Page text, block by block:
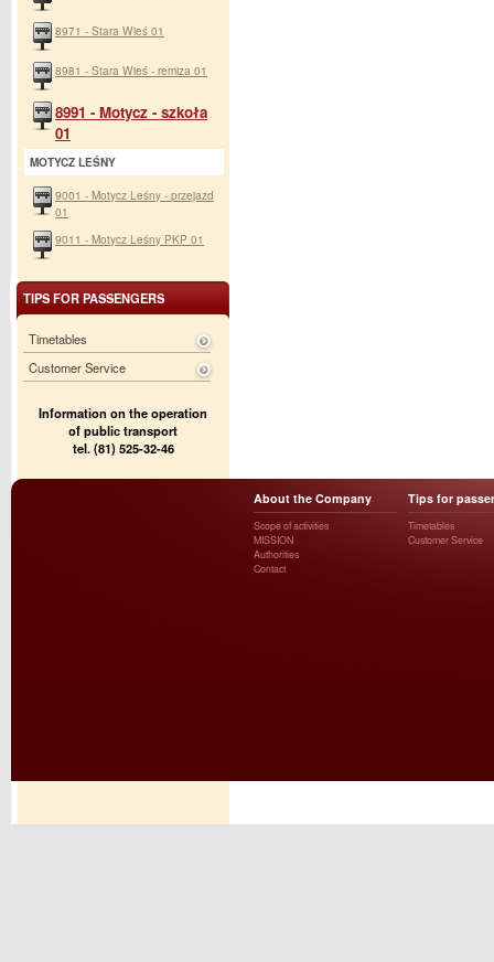
8971 - Stara Wieś 01
8981 - Stara Wieś - remiza 01
8991 - Motycz - szkoła
01
MOTYCZ LEŚNY
9001 - Motycz Leśny - przejazd
01
9011 - Motycz Leśny PKP 01
TIPS FOR PASSENGERS
Timetables
Customer Service
Information on the operation
of public transport
tel. (81) 525-32-46
About the Company
Scope of activities
MISSION
Authorities
Contact
Tips for
Timetables
Customer Service